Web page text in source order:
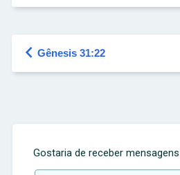
 Gênesis 31:22
Gostaria de receber